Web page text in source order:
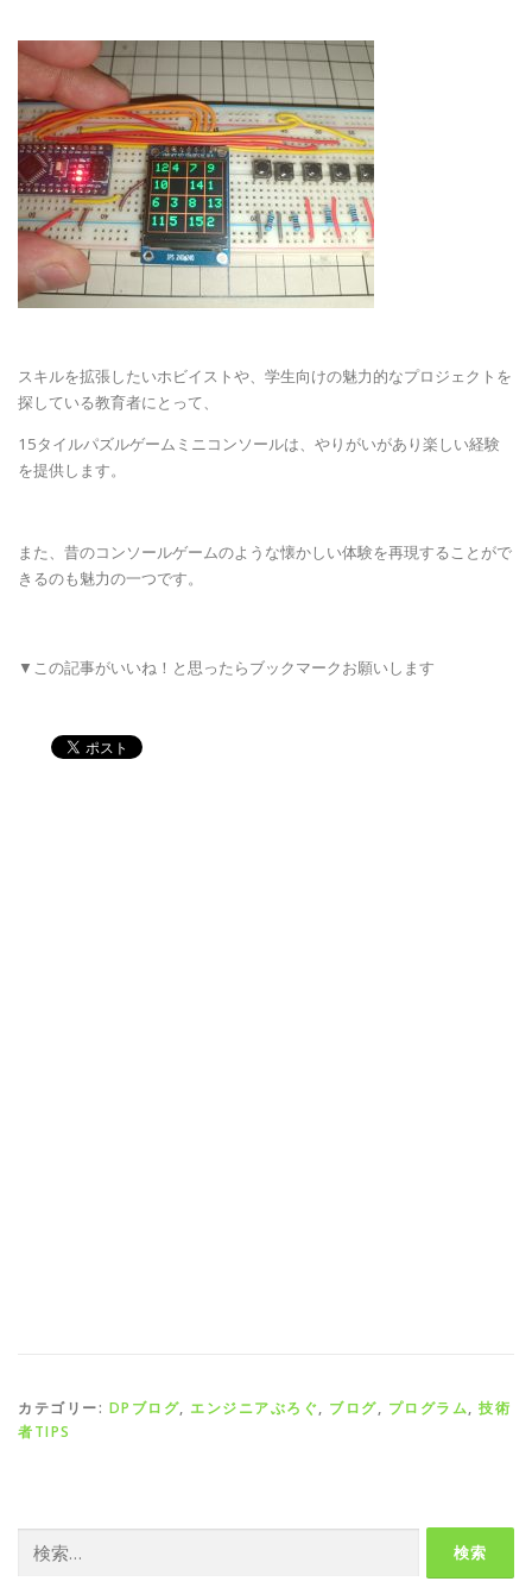
スキルを拡張したいホビイストや、学生向けの魅力的なプロジェクトを
探している教育者にとって、
15タイルパズルゲームミニコンソールは、やりがいがあり楽しい経験
を提供します。
また、昔のコンソールゲームのような懐かしい体験を再現することがで
きるのも魅力の一つです。
▼この記事がいいね！と思ったらブックマークお願いします
カテゴリー: DPブログ, エンジニアぶろぐ, ブログ, プログラム, 技術
者TIPS
索: